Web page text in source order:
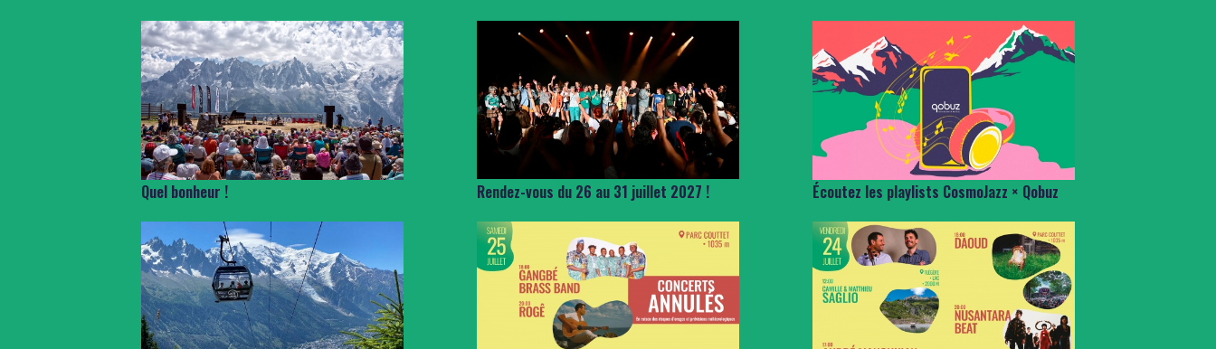
Quel bonheur ! Rendez-vous du 26 au 31 juillet 2027 ! Écoutez les playlists CosmoJazz × Qobuz